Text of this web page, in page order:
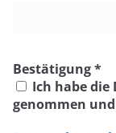
Bestätigung*
Ich habe
genommen